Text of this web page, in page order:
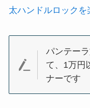
太ハンドルロック
パンテー
て、1万円
ナーです